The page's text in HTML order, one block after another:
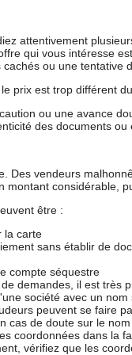
attentivement
qui vous intéresse
ou une tentative
prix est trop différent
ou une avance
des documents ou
Des vendeurs
montant considérable,
être :
la carte
sans établir de
compte séquestre
demandes, il est très
société avec un nom
peuvent se faire
cas de doute sur le nom
coordonnées dans la
vérifiez que les